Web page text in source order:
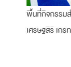
พื้นที่กิจกรรมส
เศรษฐสิริ เกร